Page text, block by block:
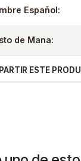
Español:
de Mana:
ESTE